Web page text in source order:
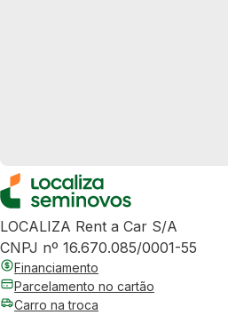
LOCALIZA Rent a Car S/A
CNPJ nº 16.670.085/0001-55
Financiamento
Parcelamento no cartão
Carro na troca